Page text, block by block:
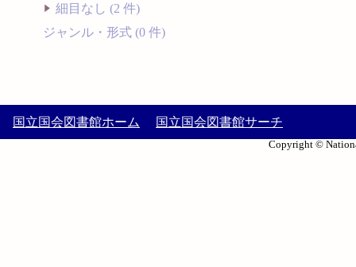
細目なし (2 件)
ジャンル・形式 (0 件)
国立国会図書館ホーム 国立国会図書館サーチ
Copyright ©